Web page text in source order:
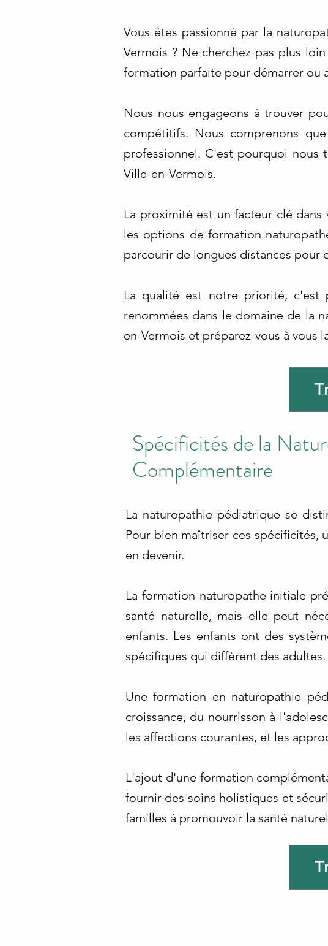
Vous êtes passionné par la
Vermois ? Ne cherchez pas plus
formation parfaite pour démarrer ou
Nous nous engageons à trouver
compétitifs. Nous comprenons
professionnel. C'est pourquoi nous
Ville-en-Vermois.
La proximité est un facteur clé
les options de formation
parcourir de longues distances pour
La qualité est notre priorité, c'est
renommées dans le domaine de la
en-Vermois et préparez-vous à vous
Spécificités de la
Complémentaire
La naturopathie pédiatrique se
Pour bien maîtriser ces spécificités,
en devenir.
La formation naturopathe initiale
santé naturelle, mais elle peut
enfants. Les enfants ont des
spécifiques qui diffèrent des adultes.
Une formation en naturopathie
croissance, du nourrisson à
les affections courantes, et les
L'ajout d'une formation
fournir des soins holistiques et
familles à promouvoir la santé